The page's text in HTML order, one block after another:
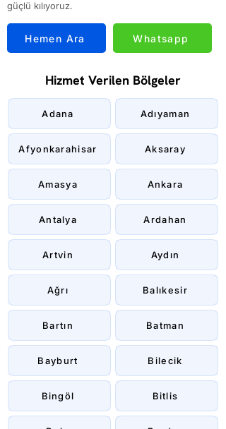
güçlü kılıyoruz.
Hemen Ara Whatsapp
Hizmet Verilen Bölgeler
Adana
Afyonkarahisar
Amasya
Antalya
Artvin
Ağrı
Bartın
Bayburt
Bingöl
Adıyaman
Aksaray
Ankara
Ardahan
Aydın
Balıkesir
Batman
Bilecik
Bitlis